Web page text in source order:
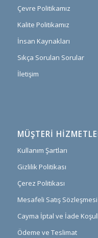
Çevre Politikamız
Kalite Politikamız
İnsan Kaynakları
Sıkça Sorulan Sorular
İletişim
MÜŞTERI
Kullanım Şartları
Gizlilik Politikası
Çerez Politikası
Mesafeli Satış Sözleşmesi
Cayma İptal ve İade
Ödeme ve Teslimat